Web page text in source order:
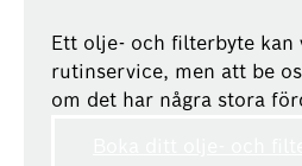
Ett olje- och filterbyte kan
rutinservice, men att be
om det har några stora